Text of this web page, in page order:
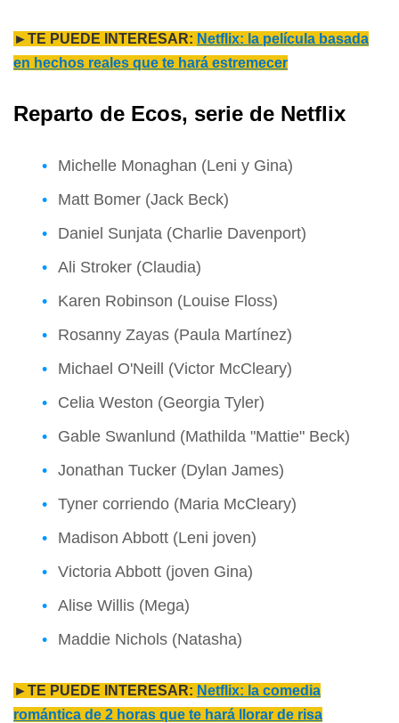
►TE PUEDE INTERESAR: Netflix: la película basada
en hechos reales que te hará estremecer
Reparto de Ecos, serie de Netflix
Michelle Monaghan (Leni y Gina)
Matt Bomer (Jack Beck)
Daniel Sunjata (Charlie Davenport)
Ali Stroker (Claudia)
Karen Robinson (Louise Floss)
Rosanny Zayas (Paula Martínez)
Michael O'Neill (Victor McCleary)
Celia Weston (Georgia Tyler)
Gable Swanlund (Mathilda "Mattie" Beck)
Jonathan Tucker (Dylan James)
Tyner corriendo (Maria McCleary)
Madison Abbott (Leni joven)
Victoria Abbott (joven Gina)
Alise Willis (Mega)
Maddie Nichols (Natasha)
►TE PUEDE INTERESAR: Netflix: la comedia
romántica de 2 horas que te hará llorar de risa